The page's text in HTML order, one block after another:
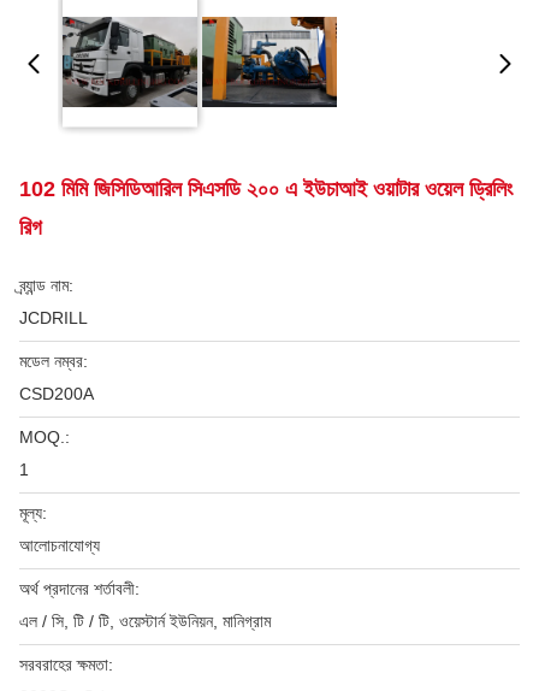
102 মিমি জিসিডিআরিল সিএসডি ২০০ এ ইউচাআই ওয়াটার ওয়েল ড্রিলিং
রিগ
ব্র্যান্ড নাম:
JCDRILL
মডেল নম্বর:
CSD200A
MOQ.:
1
মূল্য:
আলোচনাযোগ্য
অর্থ প্রদানের শর্তাবলী:
এল / সি, টি / টি, ওয়েস্টার্ন ইউনিয়ন, মানিগ্রাম
সরবরাহের ক্ষমতা: